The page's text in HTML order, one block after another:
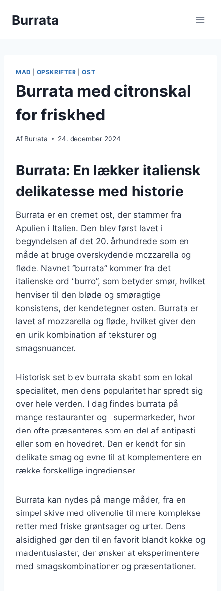
Burrata
MAD OPSKRIFTER |OST
Burrata med citronskal
for friskhed
Af Burrata 24. december 2024
Burrata: En lækker italiensk
delikatesse med historie
Burrata er en cremet ost, der stammer fra
Apulien i Italien. Den blev først lavet i
begyndelsen af det 20. århundrede som en
måde at bruge overskydende mozzarella og
fløde. Navnet “burrata” kommer fra det
italienske ord “burro”, som betyder smør, hvilket
henviser til den bløde og smøragtige
konsistens, der kendetegner osten. Burrata er
lavet af mozzarella og fløde, hvilket giver den
en unik kombination af teksturer og
smagsnuancer.
Historisk set blev burrata skabt som en lokal
specialitet, men dens popularitet har spredt sig
over hele verden. I dag findes burrata på
mange restauranter og i supermarkeder, hvor
den ofte præsenteres som en del af antipasti
eller som en hovedret. Den er kendt for sin
delikate smag og evne til at komplementere en
række forskellige ingredienser.
Burrata kan nydes på mange måder, fra en
simpel skive med olivenolie til mere komplekse
retter med friske grøntsager og urter. Dens
alsidighed gør den til en favorit blandt kokke og
madentusiaster, der ønsker at eksperimentere
med smagskombinationer og præsentationer.